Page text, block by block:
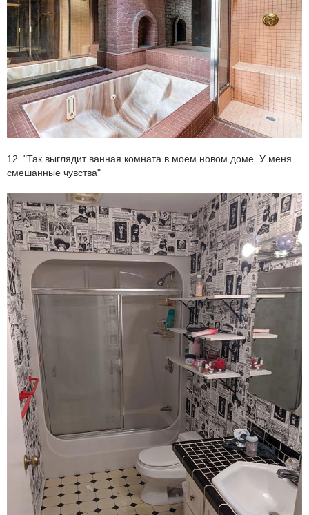
12. "Так выглядит ванная комната в моем новом доме. У меня
смешанные чувства"